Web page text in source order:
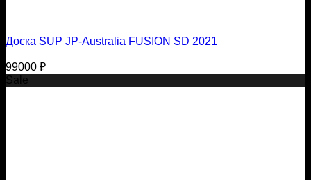
Доска SUP JP-Australia FUSION SD 2021
99000 ₽
Sale